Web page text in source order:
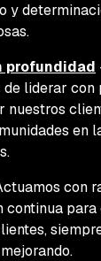
y
profundidad
liderar con
nuestros
en
con
continua